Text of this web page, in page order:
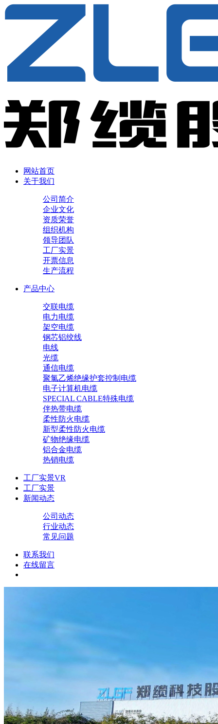
网站首页
关于我们
公司简介
企业文化
资质荣誉
组织机构
领导团队
工厂实景
开票信息
生产流程
产品中心
交联电缆
电力电缆
架空电缆
钢芯铝绞线
电线
光缆
通信电缆
聚氯乙烯绝缘护套控制电缆
电子计算机电缆
SPECIAL CABLE特殊电缆
伴热带电缆
柔性防火电缆
新型柔性防火电缆
矿物绝缘电缆
铝合金电缆
热销电缆
工厂实景VR
工厂实景
新闻动态
公司动态
行业动态
常见问题
联系我们
在线留言